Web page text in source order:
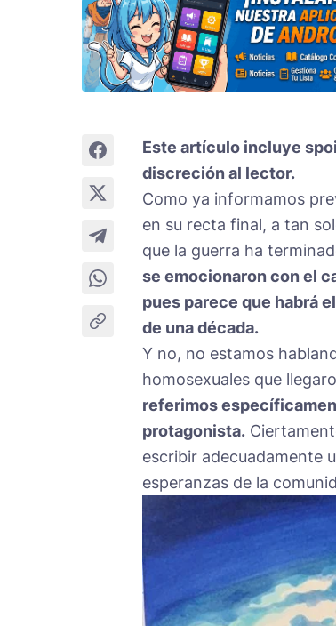
Este artículo incluye
discreción al lector.
Como ya informamos
en su recta final, a tan
que la guerra ha
se emocionaron con el
pues parece que habrá
de una década.
Y no, no estamos
homosexuales que
referimos
protagonista.
escribir adecuadamente
esperanzas de la